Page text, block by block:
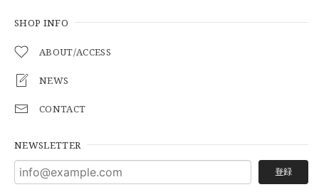
SHOP INFO
ABOUT/ACCESS
NEWS
CONTACT
NEWSLETTER
登録